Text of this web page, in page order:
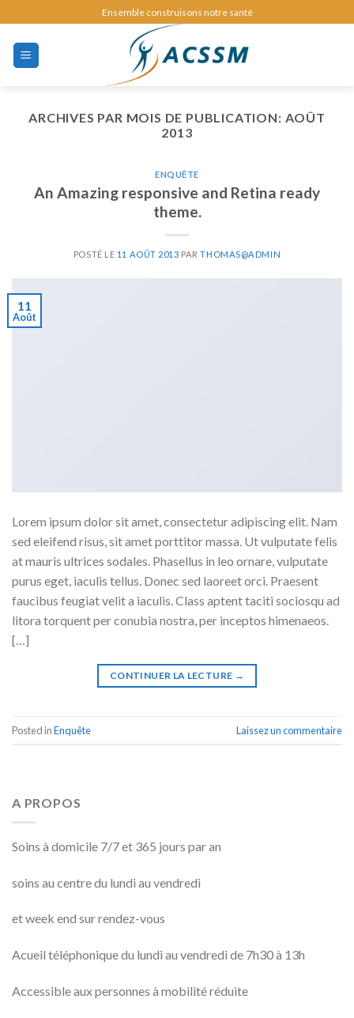
to
content
Ensemble construisons notre santé
ARCHIVES PAR MOIS DE PUBLICATION: AOÛT
2013
ENQUÊTE
An Amazing responsive and Retina ready
theme.
POSTÉ LE 11 AOÛT 2013 PARTHOMAS@ADMIN
11
Août
Lorem ipsum dolor sit amet, consectetur adipiscing elit. Nam
sed eleifend risus, sit amet porttitor massa. Ut vulputate felis
at mauris ultrices sodales. Phasellus in leo ornare, vulputate
purus eget, iaculis tellus. Donec sed laoreet orci. Praesent
faucibus feugiat velit a iaculis. Class aptent taciti sociosqu ad
litora torquent per conubia nostra, per inceptos himenaeos.
[…]
CONTINUER LA LECTURE →
Posted inEnquête Laissez un commentaire
A PROPOS
Soins à domicile 7/7 et 365 jours par an
soins au centre du lundi au vendredi
et week end sur rendez-vous
Acueil téléphonique du lundi au vendredi de 7h30 à 13h
Accessible aux personnes à mobilité réduite